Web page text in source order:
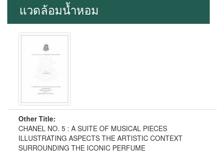
แวดล้อมน้ำหอม
Other Title:
CHANEL NO. 5 : A SUITE OF MUSICAL PIECES
ILLUSTRATING ASPECTS THE ARTISTIC CONTEXT
SURROUNDING THE ICONIC PERFUME